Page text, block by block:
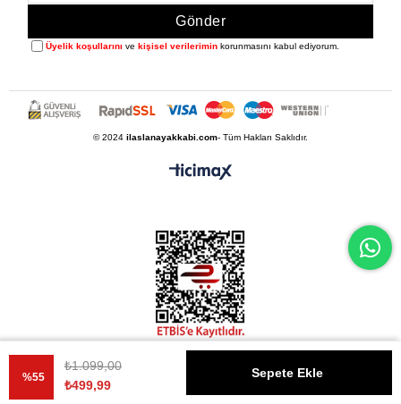
%55
İndirim
₺1.099,00
₺499,99
Gönder
Üyelik koşullarını vekişisel verilerimin korunmasını kabul ediyorum.
© 2024 ilaslanayakkabi.com- Tüm Hakları Saklıdır.